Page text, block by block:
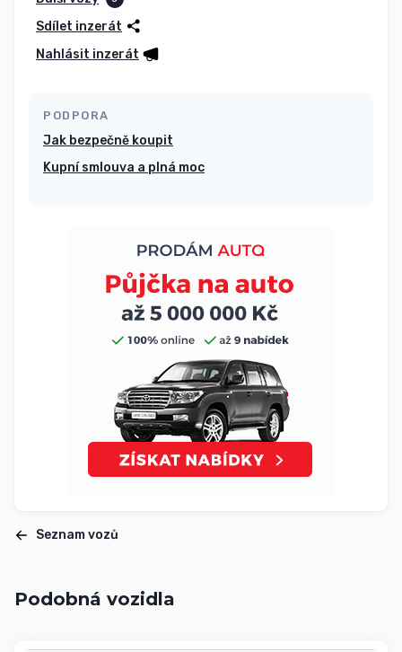
Sdílet inzerát
Nahlásit inzerát
PODPORA
Jak bezpečně koupit
Kupní smlouva a plná moc
Seznam vozů
Podobná vozidla